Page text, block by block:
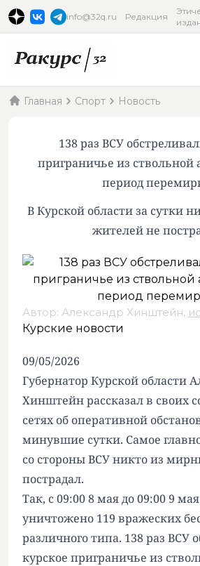
info@32q.ru Редакция
Главная Спорт Новость
138 раз ВСУ
приграничье из ствольной
период
В Курской области за сутки
жителей не
Автор: Александр Хинштейн,
Курские новости
09/05/2026
Губернатор Курской области
Хинштейн рассказал в своих
сетях об оперативной
минувшие сутки. Самое
со стороны ВСУ никто из
пострадал.
Так, с 09:00 8 мая до 09:00 9
уничтожено 119 вражеских
различного типа. 138 раз ВСУ
курское приграничье из